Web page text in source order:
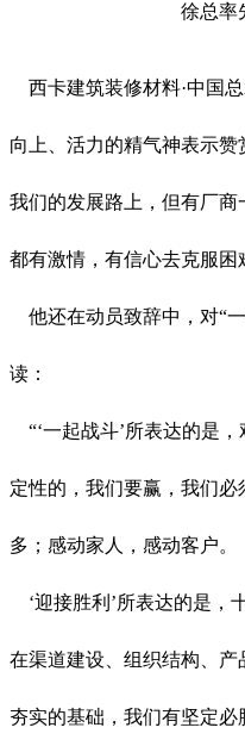
徐总率
西卡建筑装修材料·中国
向上、活力的精气神表示
我们的发展路上，但有厂
都有激情，有信心去克服困
他还在动员致辞中，对“
读：
“‘一起战斗’所表达的是
定性的，我们要赢，我们
多；感动家人，感动客户。
‘迎接胜利’所表达的是，
在渠道建设、组织结构、
夯实的基础，我们有坚定必